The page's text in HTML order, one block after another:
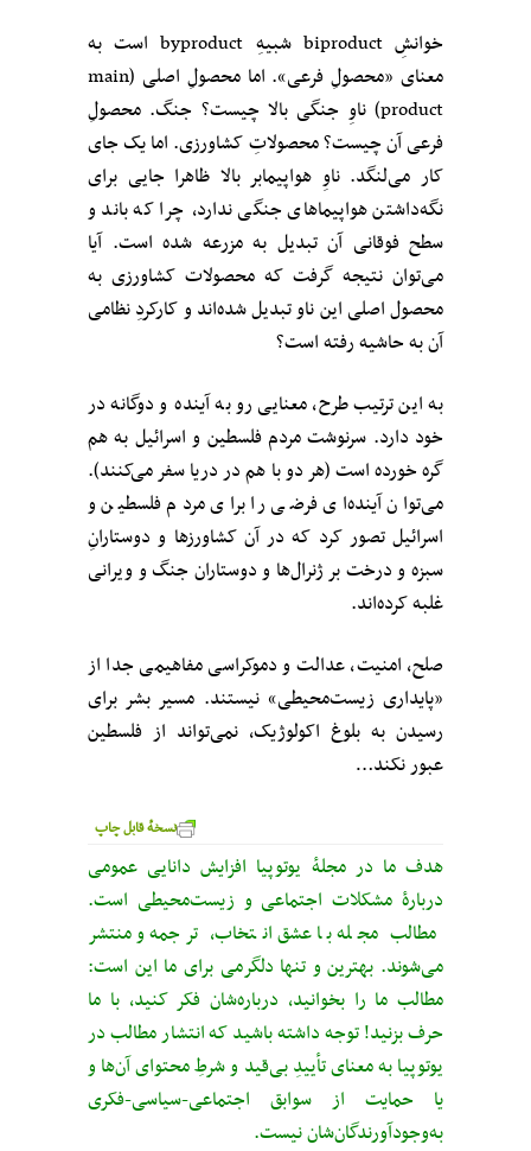
خوانشِ biproduct شبیهِ byproduct است به
معنای «محصولِ فرعی». اما محصولِ اصلی (main
product) ناوِ جنگی بالا چیست؟ جنگ. محصولِ
فرعی آن چیست؟ محصولاتِ کشاورزی. اما یک جای
کار می‌لنگد. ناوِ هواپیمابر بالا ظاهرا جایی برای
نگه‌داشتن هواپیماهای جنگی ندارد،‌ چرا که باند و
سطح فوقانی آن تبدیل به مزرعه شده است. آیا
می‌توان نتیجه گرفت که محصولات کشاورزی به
محصول اصلی این ناو تبدیل شده‌اند و کارکردِ نظامی
آن به حاشیه رفته است؟
به این ترتیب طرح، معنایی رو به آینده و دوگانه در
خود دارد. سرنوشت مردم فلسطین و اسرائیل به هم
گره خورده است (هر دو با هم در دریا سفر می‌کنند).
می‌توان آینده‌ای فرضی را برای مردم فلسطین و
اسرائیل تصور کرد که در آن کشاورزها و دوستارانِ
سبزه و درخت بر ژنرال‌ها و دوستاران جنگ و ویرانی
غلبه کرده‌اند.
صلح، امنیت، عدالت و دموکراسی مفاهیمی جدا از
«پایداری زیست‌محیطی» نیستند. مسیر بشر برای
رسیدن به بلوغ اکولوژیک، نمی‌تواند از فلسطین
عبور نکند…
نسخهٔ قابل چاپ
هدف ما در مجلهٔ یوتوپیا افزایش دانایی عمومی
دربارهٔ مشکلات اجتماعی و زیست‌محیطی است.
مطالب مجله با عشق انتخاب، ترجمه و منتشر
می‌شوند. بهترین و تنها دلگرمی برای ما این است:
مطالب ما را بخوانید، درباره‌شان فکر کنید، با ما
حرف بزنید! توجه داشته باشید که انتشار مطالب در
یوتوپیا به معنای تأییدِ بی‌قید‌ و شرطِ محتوای آن‌ها و
یا حمایت از سوابق اجتماعی-سیاسی-فکری
به‌وجودآورندگان‌شان نیست.